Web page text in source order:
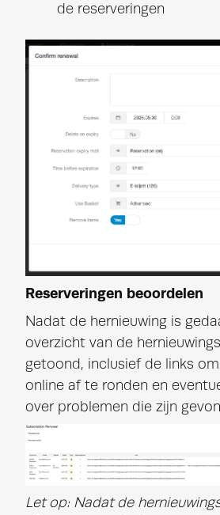
de reserveringen
Reserveringen beoordelen
Nadat de hernieuwing is
overzicht van de
getoond, inclusief de links
online af te ronden en
over problemen die zijn
Let op: Nadat de